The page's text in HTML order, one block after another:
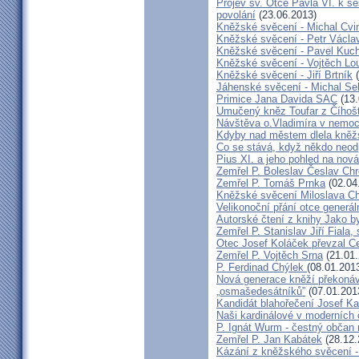
Projev sv. Otce Pavla VI. k
povolání (23.06.2013)
Kněžské svěcení - Michal
Kněžské svěcení - Petr
Kněžské svěcení - Pavel
Kněžské svěcení - Vojtěch
Kněžské svěcení - Jiří Brtník
Jáhenské svěcení - Michal
Primice Jana Davida SAC
Umučený kněz Toufar z
Návštěva o.Vladimíra v
Kdyby nad městem dlela
Co se stává, když někdo
Pius XI. a jeho pohled na
Zemřel P. Boleslav Česlav
Zemřel P. Tomáš Prnka
Kněžské svěcení Miloslava
Velikonoční přání otce
Autorské čtení z knihy Jako
Zemřel P. Stanislav Jiří Fiala,
Otec Josef Koláček převzal
Zemřel P. Vojtěch Srna
P. Ferdinad Chýlek
Nová generace kněží
„osmašedesátníků”
Kandidát blahořečení Josef
Naši kardinálové v
P. Ignát Wurm - čestný
Zemřel P. Jan Kabátek
Kázání z kněžského svěcení